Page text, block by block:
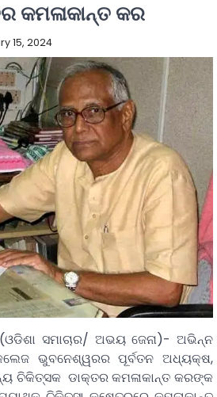
କମଳାକାନ୍ତ କର
15, 2024
(ଓଡିଶା ସମାଚାର/ ଅଭୟ ଜେନା)- ଅଭିନ୍ନ
ଭୁବନେଶ୍ୱରର ପୂର୍ବତନ ଅଧ୍ୟକ୍ଷ,
ଚିକିତ୍ସକ ଡାକ୍ତର କମଳାକାନ୍ତ କରଙ୍କ